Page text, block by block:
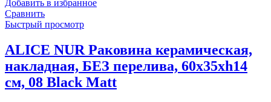
Добавить в избранное
Сравнить
Быстрый просмотр
ALICE NUR Раковина керамическая,
накладная, БЕЗ перелива, 60x35xh14
см, 08 Black Matt